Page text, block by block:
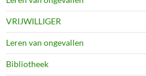
VRIJWILLIGER
Leren van ongevallen
Bibliotheek